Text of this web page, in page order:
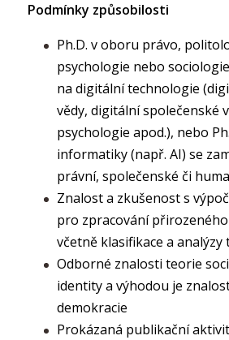
Podmínky způsobilosti
Ph.D. v oboru právo,
psychologie nebo
na digitální technologie
vědy, digitální společenské
psychologie apod.), nebo
informatiky (např. AI) se
právní, společenské či
Znalost a zkušenost s
pro zpracování přirozeného
včetně klasifikace a analýzy
Odborné znalosti teorie
identity a výhodou je
demokracie
Prokázaná publikační